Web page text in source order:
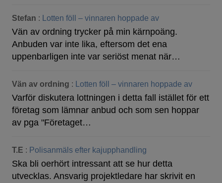
Stefan : Lotten föll – vinnaren hoppade av
Vän av ordning trycker på min kärnpoäng.
Anbuden var inte lika, eftersom det ena
uppenbarligen inte var seriöst menat när…
Vän av ordning : Lotten föll – vinnaren hoppade av
Varför diskutera lottningen i detta fall istället för ett
företag som lämnar anbud och som sen hoppar
av pga "Företaget…
T.E : Polisanmäls efter kajupphandling
Ska bli oerhört intressant att se hur detta
utvecklas. Ansvarig projektledare har skrivit en